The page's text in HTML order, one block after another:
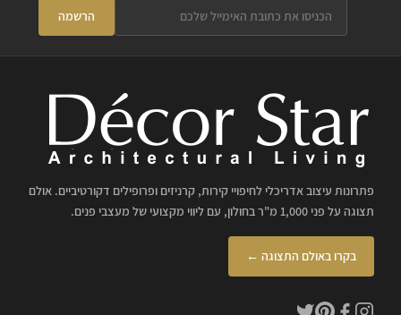
הרשמה
פתרונות עיצוב אדריכלי לחיפויי קירות, קרניזים ופרופילים דקורטיביים. אולם
תצוגה על פני 1,000 מ"ר בחולון, עם ליווי מקצועי של מעצבי פנים.
בקרו באולם התצוגה ←